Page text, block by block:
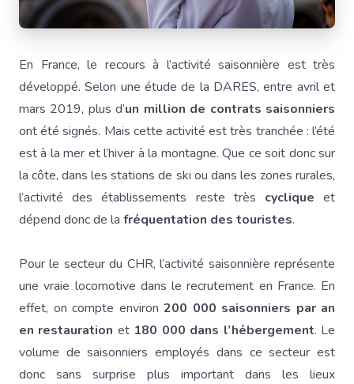
En France, le recours à l’activité saisonnière est très
développé. Selon une étude de la DARES, entre avril et
mars 2019, plus d’un million de contrats saisonniers
ont été signés. Mais cette activité est très tranchée : l’été
est à la mer et l’hiver à la montagne. Que ce soit donc sur
la côte, dans les stations de ski ou dans les zones rurales,
l’activité des établissements reste très cyclique et
dépend donc de la fréquentation des touristes.
Pour le secteur du CHR, l’activité saisonnière représente
une vraie locomotive dans le recrutement en France. En
effet, on compte environ 200 000 saisonniers par an
en restauration et 180 000 dans l’hébergement. Le
volume de saisonniers employés dans ce secteur est
donc sans surprise plus important dans les lieux